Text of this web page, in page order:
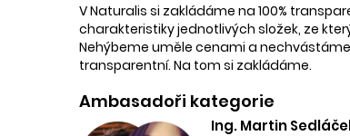
V Naturalis si zakládáme na 100%
charakteristiky jednotlivých složek, ze
Nehýbeme uměle cenami a
transparentní. Na tom si zakládáme.
Ambasadoři kategorie
Ing. Martin